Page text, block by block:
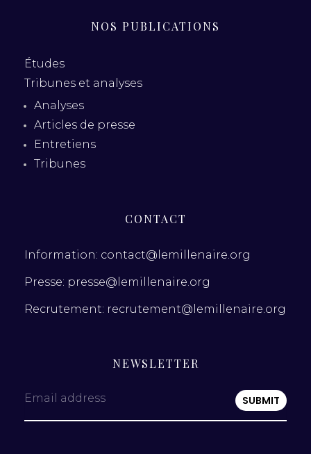
NOS PUBLICATIONS
Études
Tribunes et analyses
Analyses
Articles de presse
Entretiens
Tribunes
CONTACT
Information: contact@lemillenaire.org
Presse: presse@lemillenaire.org
Recrutement: recrutement@lemillenaire.org
NEWSLETTER
Email address